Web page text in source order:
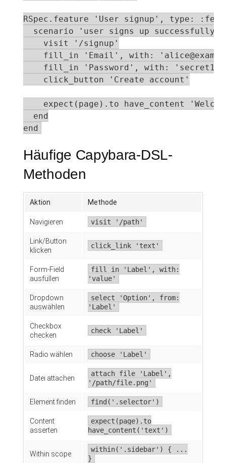
RSpec.feature 'User signup', type:
scenario 'user signs up successfully'
    visit '/signup'
fill_in 'Email', with:
fill_in 'Password', with:
    click_button 'Create account'
expect(page).to have_content
  end
end
Häufige Capybara-DSL-
Methoden
Aktion Methode
Navigieren visit '/path'
Link/Button
klicken
click_link 'text'
Form-Field
ausfüllen
fill_in 'Label', with:
'value'
Dropdown
auswählen
select 'Option', from:
'Label'
Checkbox
checken
check 'Label'
Radio wählen choose 'Label'
Datei attachen
attach_file 'Label',
'/path/file.png'
Element finden find('.selector')
Content
asserten
expect(page).to
have_content('text')
Within scope
within('.sidebar') { ...
}